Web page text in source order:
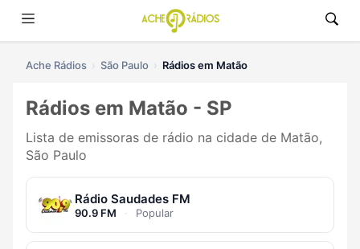
Ache Rádios São Paulo Rádios em Matão
Rádios em Matão - SP
Lista de emissoras de rádio na cidade de Matão,
São Paulo
Rádio Saudades FM
90.9 FM · Popular